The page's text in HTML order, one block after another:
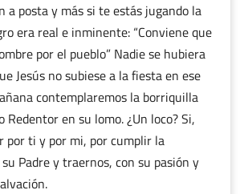
a posta y más si te estás jugando la
era real e inminente: “Conviene que
por el pueblo” Nadie se hubiera
Jesús no subiese a la fiesta en ese
contemplaremos la borriquilla
Redentor en su lomo. ¿Un loco? Si,
por ti y por mi, por cumplir la
Padre y traernos, con su pasión y